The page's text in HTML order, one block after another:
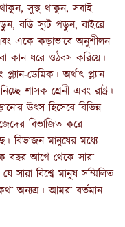
সুস্থ থাকুন, সবাই
বডি স্যুট পড়ুন, বাইরে
একে কড়াভাবে অনুশীলন
কান ধরে ওঠবস করিয়ে।
ডেমিক। অর্থাৎ প্ল্যান
শাসক শ্রেনী এবং রাষ্ট্র।
উৎস হিসেবে বিভিন্ন
বিভাজিত করে
বিভাজন মানুষের মধ্যে
বছর আগে থেকে সারা
সারা বিশ্বে মানুষ সম্মিলিত
অন্যত্র। আমরা বর্তমান